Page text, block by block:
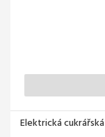
Elektrická